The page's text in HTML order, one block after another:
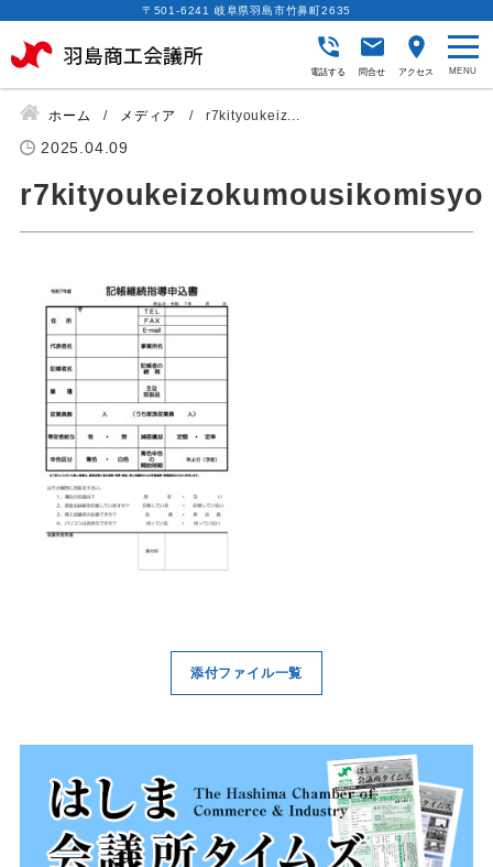
〒501-6241 岐阜県羽島市竹鼻町2635
電話する 問合せ アクセス
ホーム メディア r7kityoukeiz...
2025.04.09
r7kityoukeizokumousikomisyo
添付ファイル一覧